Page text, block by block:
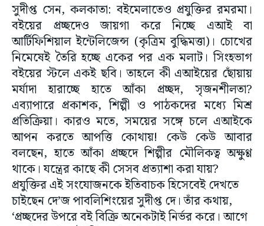
সুদীপ্ত সেন, কলকাতা: বইমেলাতেও প্রযুক্তির রমরমা।
বইয়ের প্রচ্ছদেও জায়গা করে নিচ্ছে এআই বা
আর্টিফিশিয়াল ইন্টেলিজেন্স (কৃত্রিম বুদ্ধিমত্তা)। চোখের
নিমেষেই তৈরি হচ্ছে একের পর এক মলাট। সিংহভাগ
বইয়ের স্টলে একই ছবি। তাহলে কী এআইয়ের ছোঁয়ায়
মর্যাদা হারাচ্ছে হাতে আঁকা প্রচ্ছদ, সৃজনশীলতা?
এব্যাপারে প্রকাশক, শিল্পী ও পাঠকদের মধ্যে মিশ্র
প্রতিক্রিয়া। কারও মতে, সময়ের সঙ্গে চলে এআইকে
আপন করতে আপত্তি কোথায়! কেউ কেউ আবার
বলছেন, হাতে আঁকা প্রচ্ছদে শিল্পীর মৌলিকত্ব অক্ষুণ্ণ
থাকে। যন্ত্রের কাছে কী সেসব প্রত্যাশা করা যায়?
প্রযুক্তির এই সংযোজনকে ইতিবাচক হিসেবেই দেখতে
চাইছেন দে’জ পাবলিশিংয়ের সুদীপ্ত দে। তাঁর কথায়,
‘প্রচ্ছদের উপরে বই বিক্রি অনেকটাই নির্ভর করে। আগে